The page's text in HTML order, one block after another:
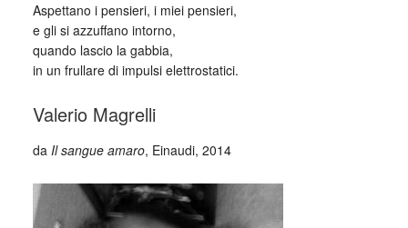
Aspettano i pensieri, i miei pensieri,
e gli si azzuffano intorno,
quando lascio la gabbia,
in un frullare di impulsi elettrostatici.
Valerio Magrelli
da Il sangue amaro, Einaudi, 2014